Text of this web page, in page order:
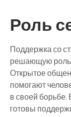
Роль
Поддержка со
решающую роль
Открытое
помогают
в своей
готовы